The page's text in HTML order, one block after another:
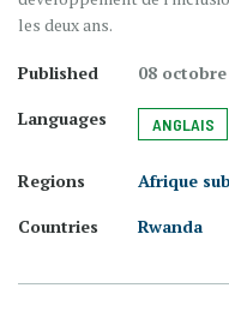
les deux ans.
Published
08 octobre
Languages
ANGLAIS
Regions
Afrique
Countries
Rwanda